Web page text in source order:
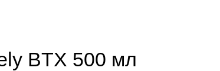
BTX 500 мл